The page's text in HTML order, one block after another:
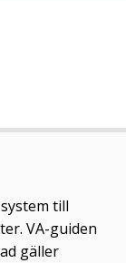
till
VA-guiden
gäller